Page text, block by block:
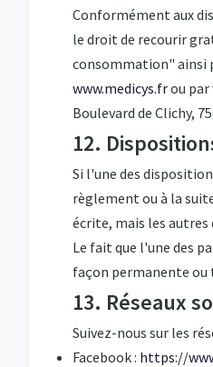
Conformément aux
le droit de recourir
consommation" ainsi
www.medicys.frou par
Boulevard de Clichy,
12.
Si l'une des
règlement ou à la
écrite, mais les
Le fait que l'une des
façon permanente ou
13. Réseaux
Suivez-nous sur les
Facebook : https://